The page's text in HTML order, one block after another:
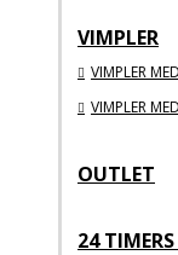
VIMPLER
VIMPLER
VIMPLER
OUTLET
24